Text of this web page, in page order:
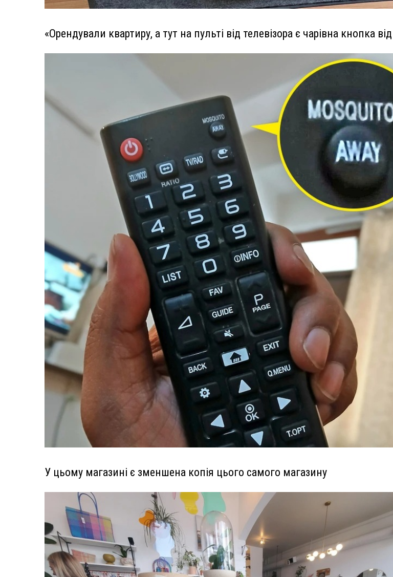
«Орендували квартиру, а тут на пульті від телевізора є чарівна кнопка
У цьому магазині є зменшена копія цього самого магазину